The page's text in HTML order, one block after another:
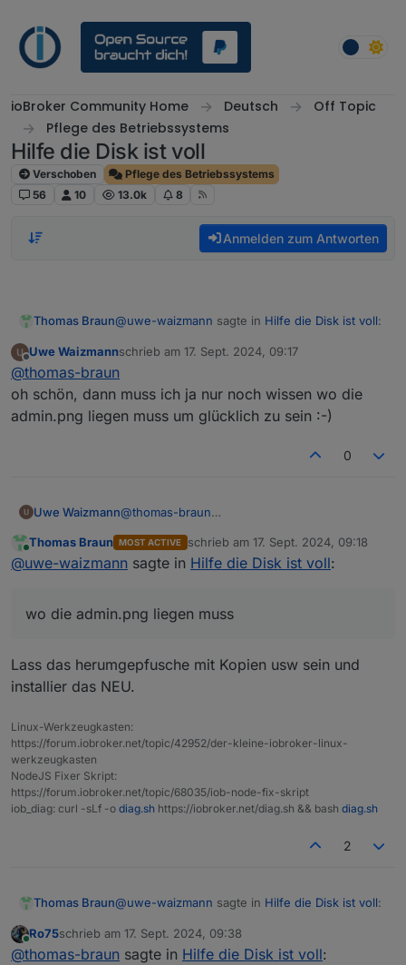
ioBroker Community Home Deutsch
Off Topic
Pflege des Betriebssystems
Hilfe die Disk ist voll
Verschoben
Pflege des Betriebssystems
56
10 13.0k 8
Anmelden zum Antworten
Thomas Braun@uwe-waizmann sagte in Hilfe die Disk ist voll:
Das macht die SSD von alleine.
Offline
Uwe Waizmannschrieb am 17. Sept. 2024, 09:17
zuletzt editiert von
@thomas-braun
oh schön, dann muss ich ja nur noch wissen wo die
admin.png liegen muss um glücklich zu sein :-)
0
Uwe Waizmann@thomas-braun
wo die admin.png liegen muss um glücklich zu
sein :-)
Thomas Braun MOST ACTIVE schrieb am 17. Sept. 2024, 09:18
zuletzt editiert von
@uwe-waizmann sagte in Hilfe die Disk ist voll:
wo die admin.png liegen muss
Lass das herumgepfusche mit Kopien usw sein und
installier das NEU.
Linux-Werkzeugkasten:
https://forum.iobroker.net/topic/42952/der-kleine-iobroker-linux-
werkzeugkasten
NodeJS Fixer Skript:
https://forum.iobroker.net/topic/68035/iob-node-fix-skript
iob_diag: curl -sLf -o diag.sh https://iobroker.net/diag.sh && bash diag.sh
2
Thomas Braun@uwe-waizmann sagte in Hilfe die Disk ist voll:
wo die admin.png liegen muss
Online
Ro75schrieb am 17. Sept. 2024, 09:38
zuletzt editiert von
@thomas-braun sagte in Hilfe die Disk ist voll: